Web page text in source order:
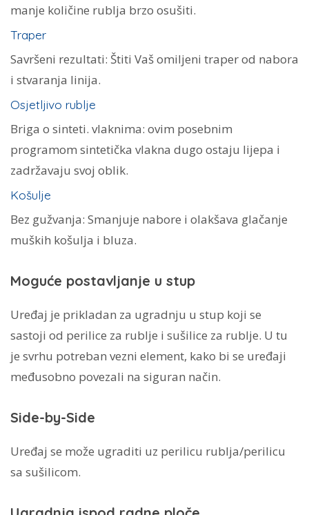
manje količine rublja brzo osušiti.
Traper
Savršeni rezultati: Štiti Vaš omiljeni traper od nabora
i stvaranja linija.
Osjetljivo rublje
Briga o sinteti. vlaknima: ovim posebnim
programom sintetička vlakna dugo ostaju lijepa i
zadržavaju svoj oblik.
Košulje
Bez gužvanja: Smanjuje nabore i olakšava glačanje
muških košulja i bluza.
Moguće postavljanje u stup
Uređaj je prikladan za ugradnju u stup koji se
sastoji od perilice za rublje i sušilice za rublje. U tu
je svrhu potreban vezni element, kako bi se uređaji
međusobno povezali na siguran način.
Side-by-Side
Uređaj se može ugraditi uz perilicu rublja/perilicu
sa sušilicom.